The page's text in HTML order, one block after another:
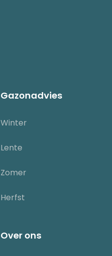
Gazonadvies
Winter
Lente
Zomer
Herfst
Over ons